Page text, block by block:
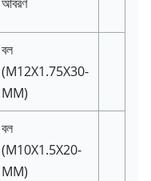
বল
(M12X1.75X30-
MM)
বল
(M10X1.5X20-
MM)